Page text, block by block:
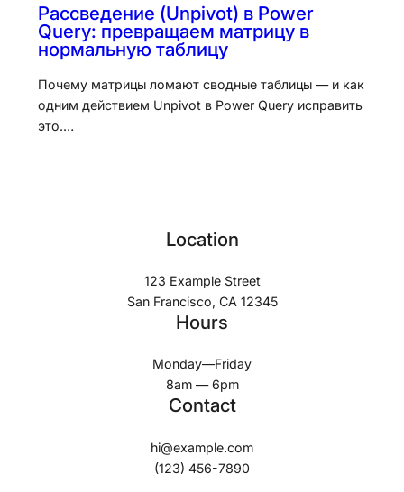
Рассведение (Unpivot) в Power
Query: превращаем матрицу в
нормальную таблицу
Почему матрицы ломают сводные таблицы — и как
одним действием Unpivot в Power Query исправить
это.…
Location
123 Example Street
San Francisco, CA 12345
Hours
Monday—Friday
8am — 6pm
Contact
hi@example.com
(123) 456-7890